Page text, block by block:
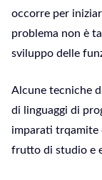
occorre per
problema non è
sviluppo delle
Alcune tecniche
di linguaggi di
imparati trqamite
frutto di studio e